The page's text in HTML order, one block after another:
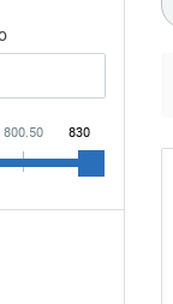
800.50 830